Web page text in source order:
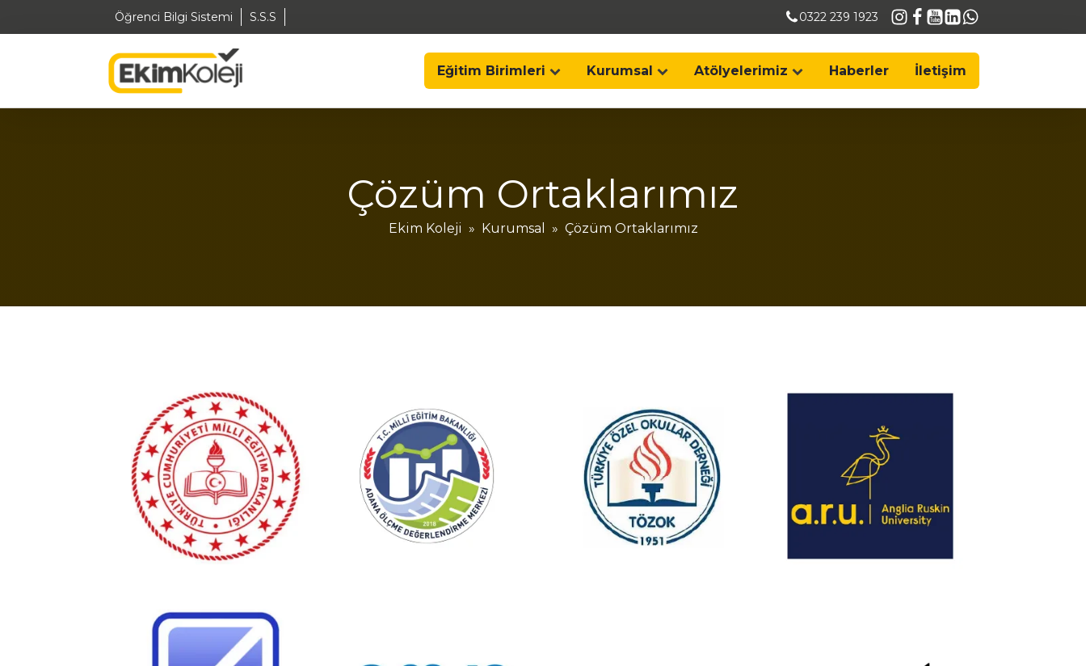
Öğrenci Bilgi Sistemi S.S.S 0322 239 1923
Eğitim Birimleri Kurumsal Atölyelerimiz Haberler İletişim
Çözüm Ortaklarımız
Ekim Koleji » Kurumsal » Çözüm Ortaklarımız